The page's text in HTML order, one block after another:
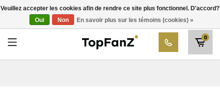
Choisissez votre club
SK Beveren
0
Veuillez accepter les cookies afin de rendre ce site plus fonctionnel. D'accord?
Oui
Non En savoir plus sur les témoins (cookies) »